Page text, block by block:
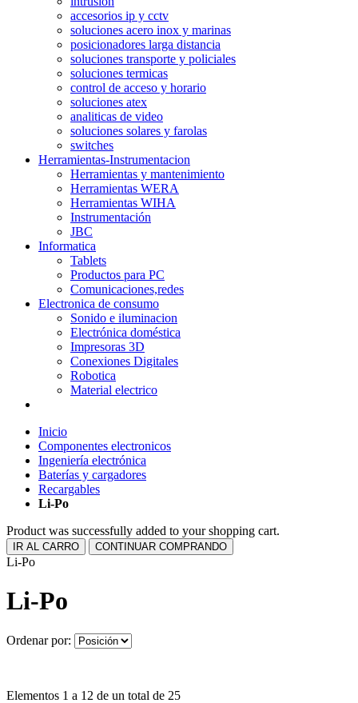
accesorios ip y cctv
soluciones acero inox y marinas
posicionadores larga distancia
soluciones transporte y policiales
soluciones termicas
control de acceso y horario
soluciones atex
analiticas de video
soluciones solares y farolas
switches
Herramientas-Instrumentacion
Herramientas y mantenimiento
Herramientas WERA
Herramientas WIHA
Instrumentación
JBC
Informatica
Tablets
Productos para PC
Comunicaciones,redes
Electronica de consumo
Sonido e iluminacion
Electrónica doméstica
Impresoras 3D
Conexiones Digitales
Robotica
Material electrico
Inicio
Componentes electronicos
Ingeniería electrónica
Baterías y cargadores
Recargables
Li-Po
Product was successfully added to your shopping cart.
IR AL CARRO CONTINUAR COMPRANDO
Li-Po
Li-Po
Ordenar por:
Elementos 1 a 12 de un total de 25